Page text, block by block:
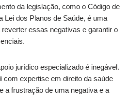
da legislação, como o Código de
Lei dos Planos de Saúde, é uma
essas negativas e garantir o
jurídico especializado é inegável.
com expertise em direito da saúde
a frustração de uma negativa e a